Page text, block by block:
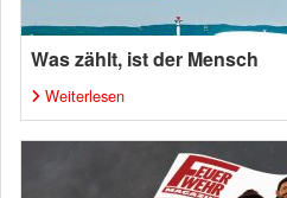
Was zählt, ist der Mensch
Weiterlesen